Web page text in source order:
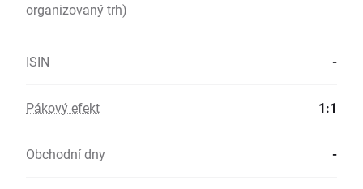
organizovaný trh)
ISIN -
Pákový efekt 1:1
Obchodní dny -